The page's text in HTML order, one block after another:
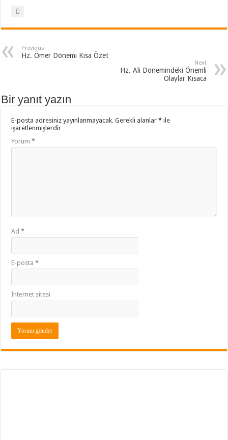
Previous
Hz. Ömer Dönemi Kısa Özet
Next
Hz. Ali Dönemindeki Önemli
Olaylar Kısaca
Bir yanıt yazın
E-posta adresiniz yayınlanmayacak. Gerekli alanlar* ile
işaretlenmişlerdir
Yorum*
Ad*
E-posta*
İnternet sitesi